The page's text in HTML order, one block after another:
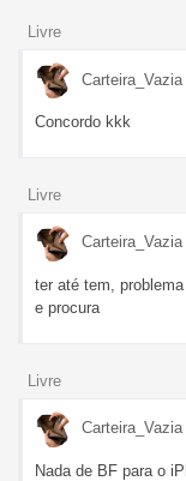
Livre
Carteira_Vazia
Concordo kkk
Livre
Carteira_Vazia
ter até tem,
e procura
Livre
Carteira_Vazia
Nada de BF para o